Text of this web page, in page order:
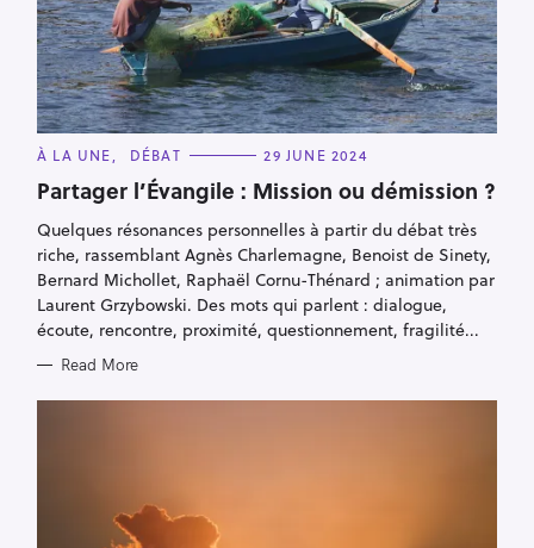
C
T
E
O
R
I
E
S
À LA UNE DÉBAT 29 JUNE 2024
Partager l’Évangile : Mission ou démission ?
Quelques résonances personnelles à partir du débat très
riche, rassemblant Agnès Charlemagne, Benoist de Sinety,
Bernard Michollet, Raphaël Cornu-Thénard ; animation par
Laurent Grzybowski. Des mots qui parlent : dialogue,
écoute, rencontre, proximité, questionnement, fragilité...
Read More